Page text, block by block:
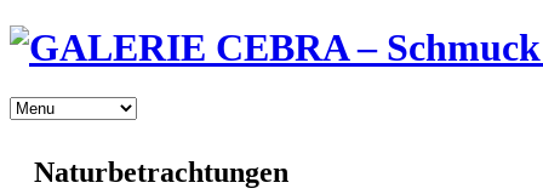
Naturbetrachtungen